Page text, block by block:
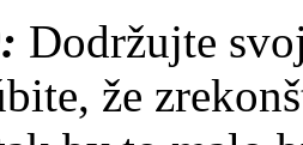
Dodržujte
že